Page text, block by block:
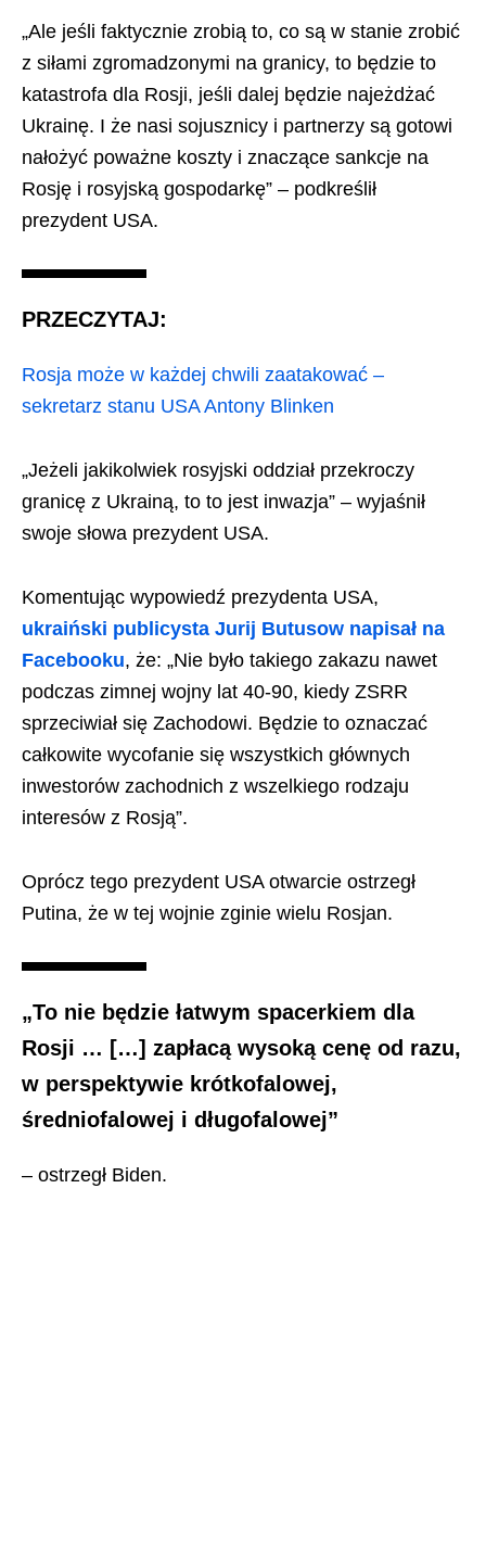
„Ale jeśli faktycznie zrobią to, co są w stanie zrobić
z siłami zgromadzonymi na granicy, to będzie to
katastrofa dla Rosji, jeśli dalej będzie najeżdżać
Ukrainę. I że nasi sojusznicy i partnerzy są gotowi
nałożyć poważne koszty i znaczące sankcje na
Rosję i rosyjską gospodarkę” – podkreślił
prezydent USA.
PRZECZYTAJ:
Rosja może w każdej chwili zaatakować –
sekretarz stanu USA Antony Blinken
„Jeżeli jakikolwiek rosyjski oddział przekroczy
granicę z Ukrainą, to to jest inwazja” – wyjaśnił
swoje słowa prezydent USA.
Komentując wypowiedź prezydenta USA,
ukraiński publicysta Jurij Butusow napisał na
Facebooku, że: „Nie było takiego zakazu nawet
podczas zimnej wojny lat 40-90, kiedy ZSRR
sprzeciwiał się Zachodowi. Będzie to oznaczać
całkowite wycofanie się wszystkich głównych
inwestorów zachodnich z wszelkiego rodzaju
interesów z Rosją”.
Oprócz tego prezydent USA otwarcie ostrzegł
Putina, że w tej wojnie zginie wielu Rosjan.
„To nie będzie łatwym spacerkiem dla
Rosji … […] zapłacą wysoką cenę od razu,
w perspektywie krótkofalowej,
średniofalowej i długofalowej”
– ostrzegł Biden.